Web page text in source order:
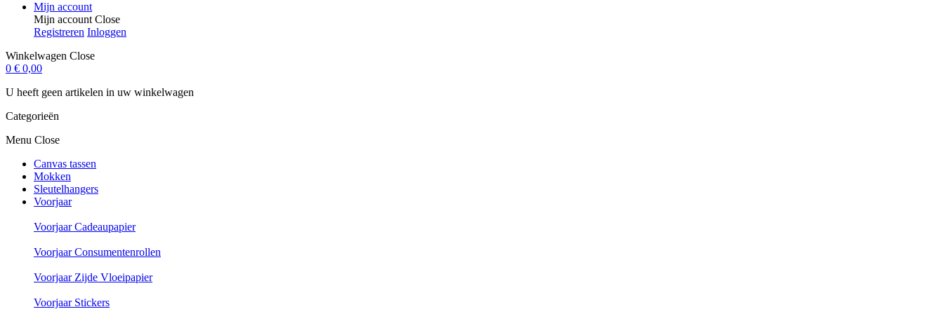
Mijn account
Mijn account Close
Registreren Inloggen
Winkelwagen Close
0 € 0,00
U heeft geen artikelen in uw winkelwagen
Categorieën
Menu Close
Canvas tassen
Mokken
Sleutelhangers
Voorjaar
Voorjaar Cadeaupapier
Voorjaar Consumentenrollen
Voorjaar Zijde Vloeipapier
Voorjaar Stickers